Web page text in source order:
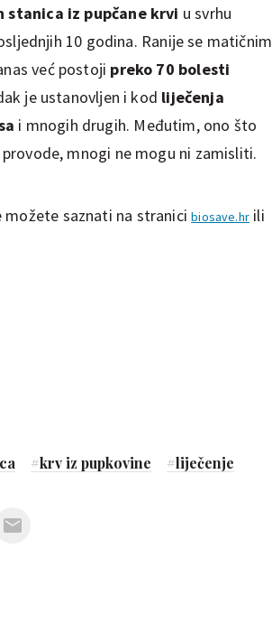
stanica iz pupčane krvi u svrhu
10 godina. Ranije se matičnim
već postoji preko 70 bolesti
je ustanovljen i kod liječenja
i mnogih drugih. Međutim, ono što
mnogi ne mogu ni zamisliti.
možete saznati na stranicibiosave.hr ili
#krv iz pupkovine #liječenje